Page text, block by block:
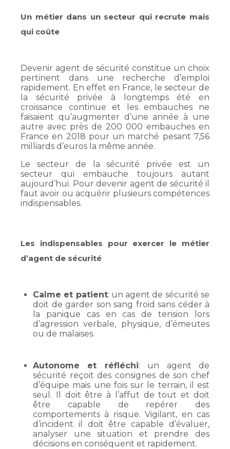
Un métier dans un secteur qui recrute mais
qui coûte
Devenir agent de sécurité constitue un choix
pertinent dans une recherche d’emploi
rapidement. En effet en France, le secteur de
la sécurité privée à longtemps été en
croissance continue et les embauches ne
faisaient qu’augmenter d’une année à une
autre avec près de 200 000 embauches en
France en 2018 pour un marché pesant 7,56
milliards d’euros la même année.
Le secteur de la sécurité privée est un
secteur qui embauche toujours autant
aujourd’hui. Pour devenir agent de sécurité il
faut avoir ou acquérir plusieurs compétences
indispensables.
Les indispensables pour exercer le métier
d’agent de sécurité
Calme et patient: un agent de sécurité se
doit de garder son sang froid sans céder à
la panique cas en cas de tension lors
d’agression verbale, physique, d’émeutes
ou de malaises.
Autonome et réfléchi: un agent de
sécurité reçoit des consignes de son chef
d’équipe mais une fois sur le terrain, il est
seul. Il doit être à l’affut de tout et doit
être capable de repérer des
comportements à risque. Vigilant, en cas
d’incident il doit être capable d’évaluer,
analyser une situation et prendre des
décisions en conséquent et rapidement.